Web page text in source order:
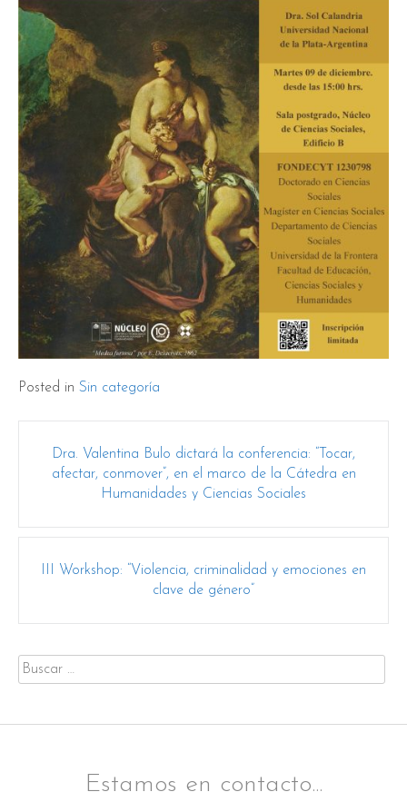
Posted in Sin categoría
navigation
Dra. Valentina Bulo dictará la conferencia: “Tocar,
afectar, conmover”, en el marco de la Cátedra en
Humanidades y Ciencias Sociales
III Workshop: “Violencia, criminalidad y emociones en
clave de género”
Buscar
por:
Estamos en contacto...